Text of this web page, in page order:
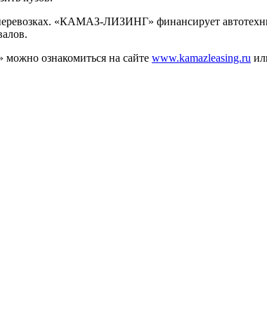
«КАМАЗ-ЛИЗИНГ» финансирует
ознакомиться на сайте www.kamazleasing.ru